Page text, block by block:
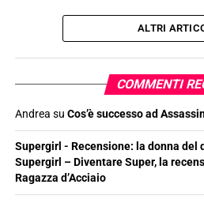
ALTRI
COMMENTI
Andrea su Cos’è successo ad
Supergirl - Recensione: la donna del
Supergirl – Diventare Super, la
Ragazza d’Acciaio